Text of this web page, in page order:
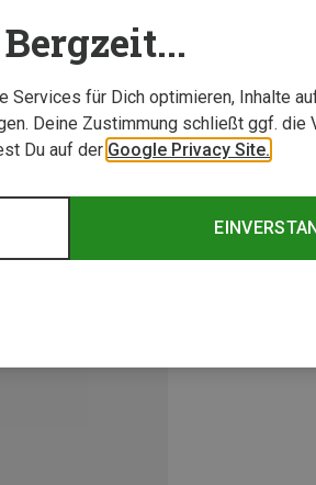
Services für Dich optimieren, Inhalte
Deine Zustimmung schließt ggf. die
Du auf der Google Privacy Site.